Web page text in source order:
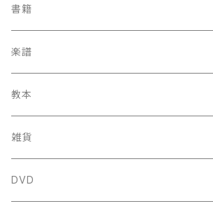
中古CD
鍋島元子関連CD
古楽以外
中古CD
古楽
中古LP
鍋島元子関連LP
古楽以外
中古LP
書籍
古楽関係
中古本
新古本
古楽以外
中古本
中古本
楽譜
古楽関係
スコア
鍵盤用
古楽以外
スコア
教本
古楽関係
古楽以外
雑貨
トートバッグ
DVD